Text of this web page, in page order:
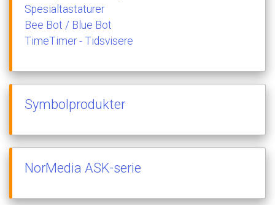
Spesialtastaturer
Bee Bot / Blue Bot
TimeTimer - Tidsvisere
Symbolprodukter
NorMedia ASK-serie